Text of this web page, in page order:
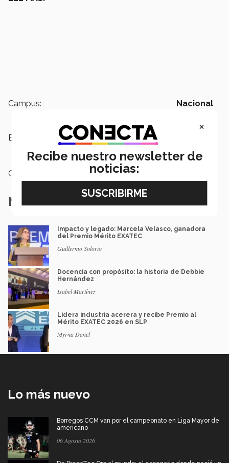
Campus: Nacional
Etiquetas: Graduaciones, 76 Aniversario Tec
de Monterrey
Categoría:
Notas Relacionadas
Impacto y legado: Marcela Velasco, ganadora
del Premio Mérito EXATEC
Guillermo Solorio
Docencia con propósito: la historia de Debbie
Hernández
Isabel Martínez
Lidera industria acerera y recibe Premio al
Mérito EXATEC 2026 en SLP
Myrna Danel
Lo más nuevo
Borregos CCM van por el campeonato en Liga Mayor de
americano
06 Agosto 2026
×
Recibe nuestro newsletter de
noticias: